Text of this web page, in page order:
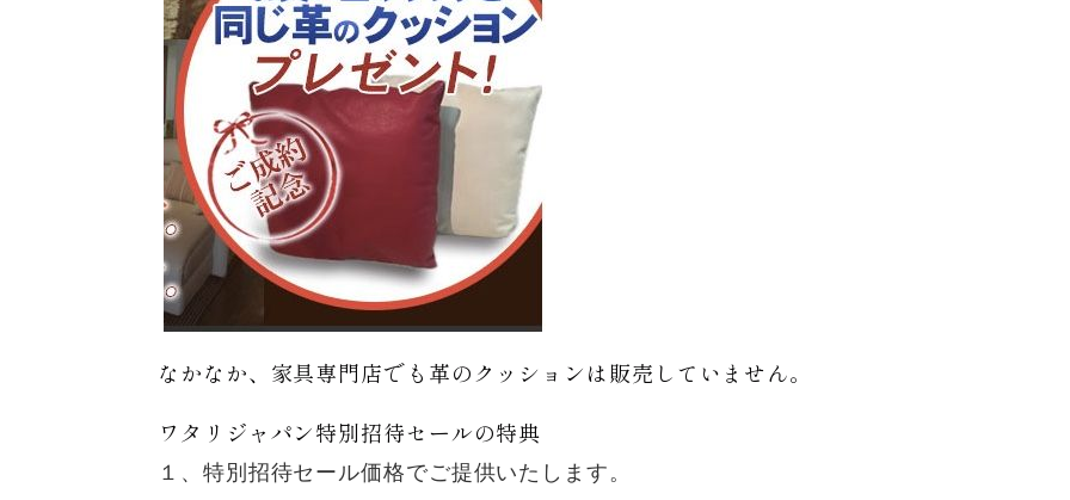
なかなか、家具専門店でも革のクッションは販売していません。
ワタリジャパン特別招待セールの特典
１、特別招待セール価格でご提供いたします。